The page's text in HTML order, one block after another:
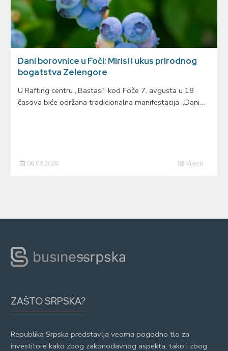
Dani borovnice u Foči: Mirisi i ukus prirodnog
bogatstva Zelengore
U Rafting centru „Bastasi“ kod Foče 7. avgusta u 18
časova biće održana tradicionalna manifestacija „Dani…
06.08.2026 Vijesti
ZAŠTO SRPSKA?
Republika Srpska predstavlja veoma pogodno tlo za
investitore kako zbog zakonodavnog aspekta, tako i zbog